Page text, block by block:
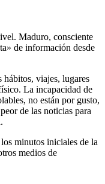
Maduro, consciente
de información desde
viajes, lugares
La incapacidad de
no están por gusto,
de las noticias para
minutos iniciales de la
medios de